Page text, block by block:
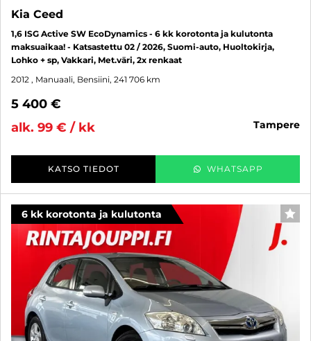
Kia Ceed
1,6 ISG Active SW EcoDynamics - 6 kk korotonta ja kulutonta
maksuaikaa! - Katsastettu 02 / 2026, Suomi-auto, Huoltokirja,
Lohko + sp, Vakkari, Met.väri, 2x renkaat
2012 , Manuaali, Bensiini, 241 706 km
5 400 €
alk. 99 € / kk
tampere
KATSO TIEDOT WHATSAPP
6 kk korotonta ja kulutonta